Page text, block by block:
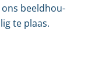
beeldhou-
te plaas.